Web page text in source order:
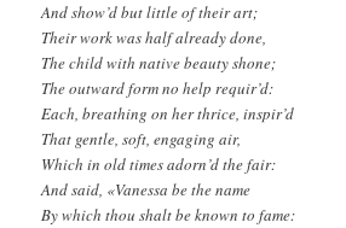
And show’d but little of their art;
Their work was half already done,
The child with native beauty shone;
The outward form no help requir’d:
Each, breathing on her thrice, inspir’d
That gentle, soft, engaging air,
Which in old times adorn’d the fair:
And said, «Vanessa be the name
By which thou shalt be known to fame: